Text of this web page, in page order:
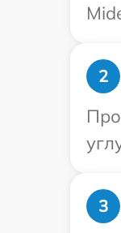
2
3